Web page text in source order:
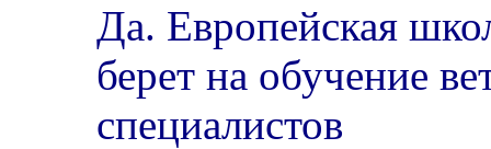
Да. Европейская
берет на обучение
специалистов